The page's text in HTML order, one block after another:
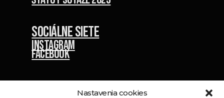
Nastavenia cookies
Sociálne siete
Instagram
Facebook